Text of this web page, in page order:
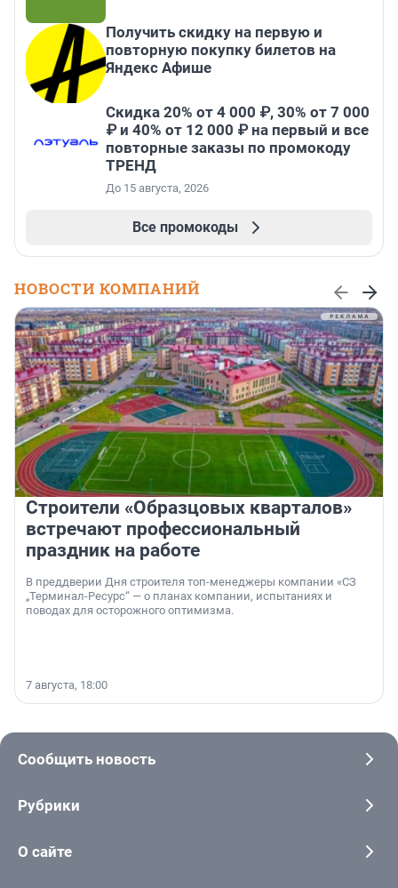
Получить скидку на первую и
повторную покупку билетов на
Яндекс Афише
Скидка 20% от 4 000 ₽, 30% от 7 000
₽ и 40% от 12 000 ₽ на первый и все
повторные заказы по промокоду
ТРЕНД
До 15 августа, 2026
Все промокоды
НОВОСТИ КОМПАНИЙ
Строители «Образцовых кварталов»
встречают профессиональный
праздник на работе
В преддверии Дня строителя топ-менеджеры компании «СЗ
„Терминал-Ресурс“ — о планах компании, испытаниях и
поводах для осторожного оптимизма.
7 августа, 18:00
Сообщить новость
Рубрики
О сайте